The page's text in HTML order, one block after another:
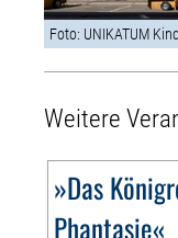
Foto: UNIKATUM
Weitere
»Das
Phantasie«